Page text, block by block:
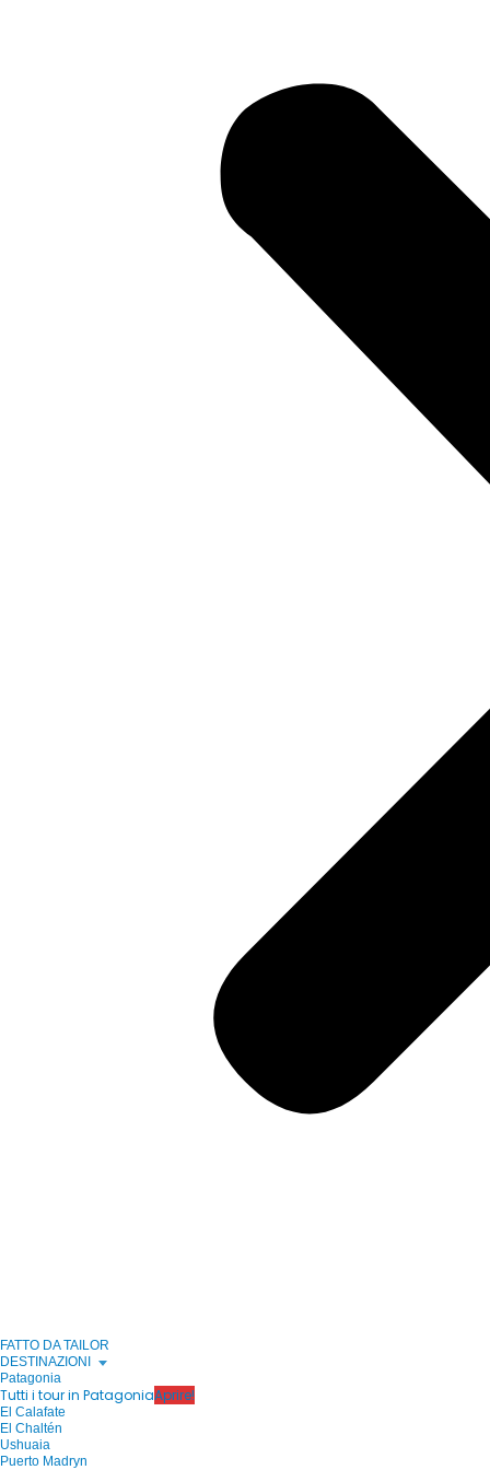
FATTO DA TAILOR
DESTINAZIONI
Patagonia
Tutti i tour in PatagoniaAprire!
El Calafate
El Chaltén
Ushuaia
Puerto Madryn